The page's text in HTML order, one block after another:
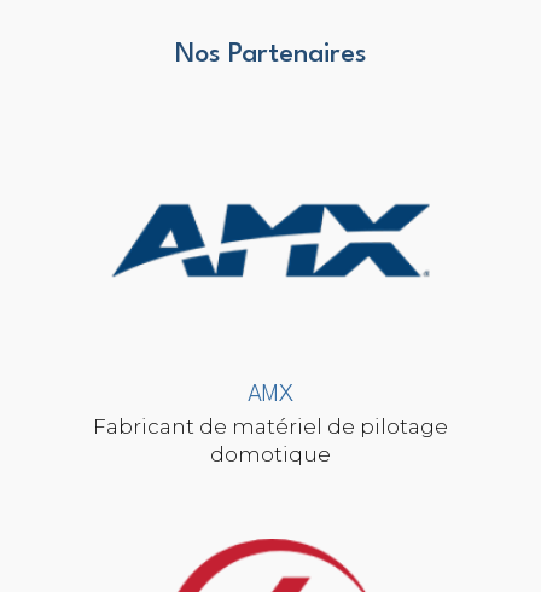
Nos Partenaires
AMX
Fabricant de matériel de pilotage
domotique